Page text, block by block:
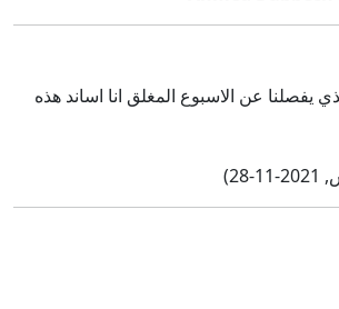
يفصلنا عن الاسبوع المغلق انا اساند هذه